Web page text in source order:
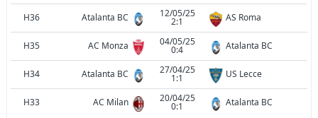
H36 Atalanta BC 12/05/25
2:1 AS Roma
H35 AC Monza 04/05/25
0:4 Atalanta BC
H34 Atalanta BC 27/04/25
1:1 US Lecce
H33 AC Milan 20/04/25
0:1 Atalanta BC